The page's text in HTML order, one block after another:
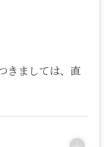
きましては、直